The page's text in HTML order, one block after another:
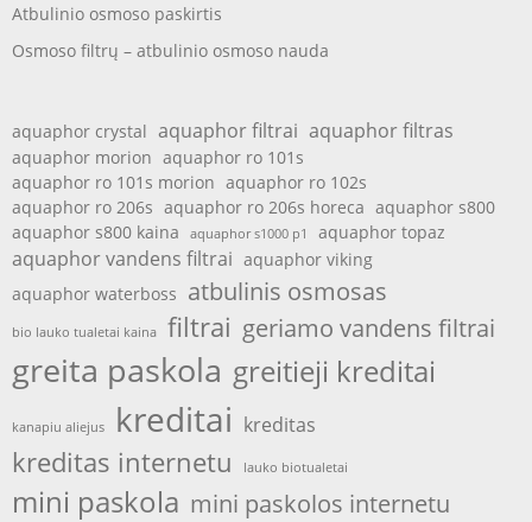
Atbulinio osmoso paskirtis
Osmoso filtrų – atbulinio osmoso nauda
aquaphor crystal aquaphor filtrai aquaphor filtras
aquaphor morion aquaphor ro 101s
aquaphor ro 101s morion aquaphor ro 102s
aquaphor ro 206s aquaphor ro 206s horeca aquaphor s800
aquaphor s800 kaina
aquaphor s1000 p1 aquaphor topaz
aquaphor vandens filtrai aquaphor viking
aquaphor waterboss atbulinis osmosas
bio lauko tualetai kaina filtrai geriamo vandens filtrai
greita paskola greitieji kreditai
kanapiu aliejus kreditai kreditas
kreditas internetu lauko biotualetai
mini paskola mini paskolos internetu